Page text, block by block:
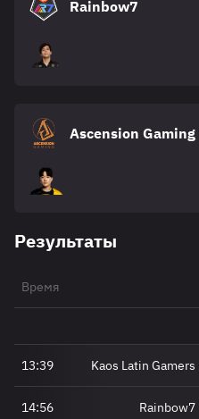
Rainbow7
Ascension Gaming
Результаты
Время
13:39 Kaos Latin Gamers
14:56 Rainbow7